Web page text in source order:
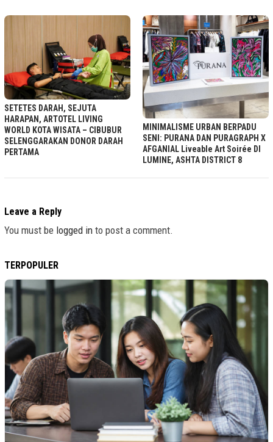
SETETES DARAH, SEJUTA
HARAPAN, ARTOTEL LIVING
WORLD KOTA WISATA – CIBUBUR
SELENGGARAKAN DONOR DARAH
PERTAMA
MINIMALISME URBAN BERPADU
SENI: PURANA DAN PURAGRAPH X
AFGANIAL Liveable Art Soirée DI
LUMINE, ASHTA DISTRICT 8
Leave a Reply
You must be logged in to post a comment.
TERPOPULER